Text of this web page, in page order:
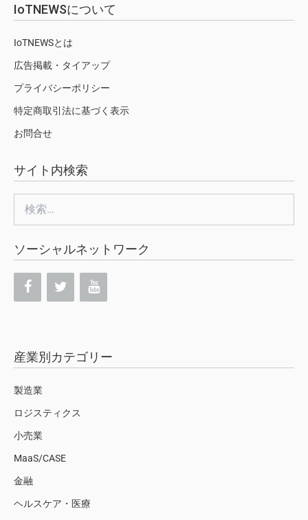
IoTNEWSについて
IoTNEWSとは
広告掲載・タイアップ
プライバシーポリシー
特定商取引法に基づく表示
お問合せ
サイト内検索
索:
ソーシャルネットワーク
産業別カテゴリー
製造業
ロジスティクス
小売業
MaaS/CASE
金融
ヘルスケア・医療